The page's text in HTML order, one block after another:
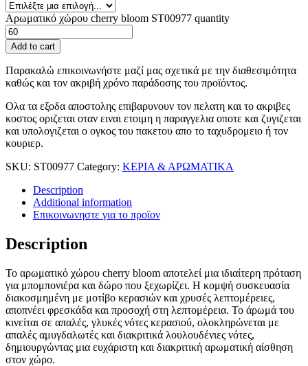
Αρωματικό χώρου cherry bloom ST00977 quantity
Add to cart
Παρακαλώ επικοινωνήστε μαζί μας σχετικά με την διαθεσιμότητα
καθώς και τον ακριβή χρόνο παράδοσης του προϊόντος.
Ολα τα εξοδα αποστολης επιβαρυνουν τον πελατη και το ακριβες
κοστος οριζεται οταν ειναι ετοιμη η παραγγελια οποτε και ζυγιζεται
και υπολογιζεται ο ογκος του πακετου απο το ταχυδρομειο ή τον
κουριερ.
SKU: ST00977 Category: ΚΕΡΙΑ & ΑΡΩΜΑΤΙΚΑ
Description
Additional information
Επικοινωνηστε για το προϊoν
Description
Το αρωματικό χώρου cherry bloom αποτελεί μια ιδιαίτερη πρόταση
για μπομπονιέρα και δώρο που ξεχωρίζει. Η κομψή συσκευασία
διακοσμημένη με μοτίβο κερασιών και χρυσές λεπτομέρειες,
αποπνέει φρεσκάδα και προσοχή στη λεπτομέρεια. Το άρωμά του
κινείται σε απαλές, γλυκές νότες κερασιού, ολοκληρώνεται με
απαλές αμυγδαλωτές και διακριτικά λουλουδένιες νότες,
δημιουργώντας μια ευχάριστη και διακριτική αρωματική αίσθηση
στον χώρο.